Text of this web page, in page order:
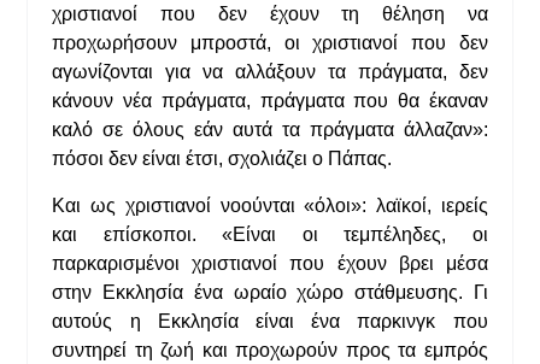
χριστιανοί που δεν έχουν τη θέληση να
προχωρήσουν μπροστά, οι χριστιανοί που δεν
αγωνίζονται για να αλλάξουν τα πράγματα, δεν
κάνουν νέα πράγματα, πράγματα που θα έκαναν
καλό σε όλους εάν αυτά τα πράγματα άλλαζαν»:
πόσοι δεν είναι έτσι, σχολιάζει ο Πάπας.
Και ως χριστιανοί νοούνται «όλοι»: λαϊκοί, ιερείς
και επίσκοποι. «Είναι οι τεμπέληδες, οι
παρκαρισμένοι χριστιανοί που έχουν βρει μέσα
στην Εκκλησία ένα ωραίο χώρο στάθμευσης. Γι
αυτούς η Εκκλησία είναι ένα παρκινγκ που
συντηρεί τη ζωή και προχωρούν προς τα εμπρός